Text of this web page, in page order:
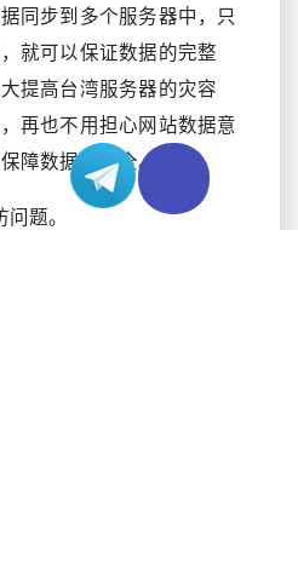
同步到多个服务器中，只
就可以保证数据的完整
提高台湾服务器的灾容
再也不用担心网站数据意
障数据的安全。
题。